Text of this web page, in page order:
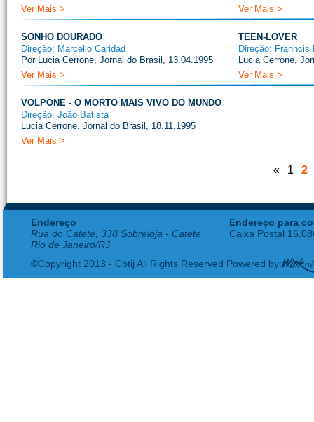
Ver Mais >
Ver Mais >
SONHO DOURADO
Direção: Marcello Caridad
Por Lucia Cerrone, Jornal do Brasil, 13.04.1995
Ver Mais >
TEEN-LOVER
Direção: Franncis
Lucia Cerrone,
Ver Mais >
VOLPONE - O MORTO MAIS VIVO DO MUNDO
Direção: João Batista
Lucia Cerrone, Jornal do Brasil, 18.11.1995
Ver Mais >
« 1 2
Endereço
Rua do Catete, 338 Sobreloja - Catete
Rio de Janeiro/RJ
Endereço para
Caixa Postal
©Copyright 2013 - Cbtij All Rights Reserved Powered by: